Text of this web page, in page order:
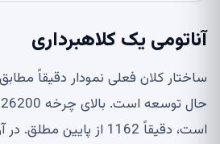
آناتومی یک کلاهبرداری
ساختار کلان فعلی نمودار دقیقاً
است، دقیقاً 1162 از